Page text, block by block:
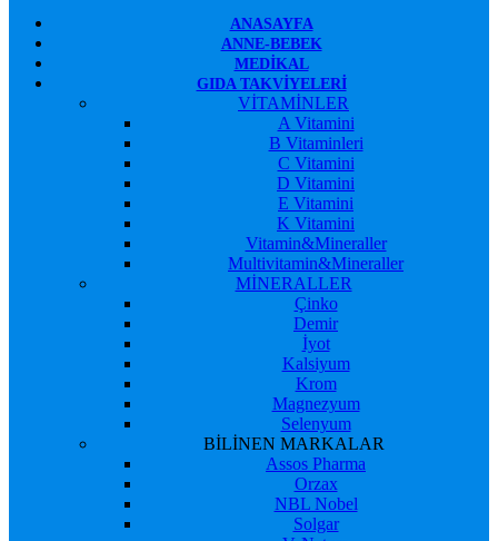
ANASAYFA
ANNE-BEBEK
MEDIKAL
GIDA TAKVIYELERI
VİTAMİNLER
A Vitamini
B Vitaminleri
C Vitamini
D Vitamini
E Vitamini
K Vitamini
Vitamin&Mineraller
Multivitamin&Mineraller
MİNERALLER
Çinko
Demir
İyot
Kalsiyum
Krom
Magnezyum
Selenyum
BİLİNEN MARKALAR
Assos Pharma
Orzax
NBL Nobel
Solgar